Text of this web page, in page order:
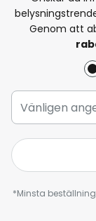
Genom att
*Minsta